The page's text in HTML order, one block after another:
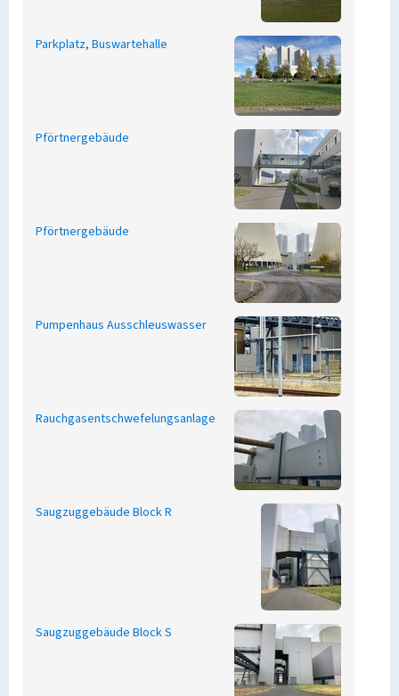
Parkplatz, Buswartehalle
Pförtnergebäude
Pförtnergebäude
Pumpenhaus Ausschleuswasser
Rauchgasentschwefelungsanlage
Saugzuggebäude Block R
Saugzuggebäude Block S